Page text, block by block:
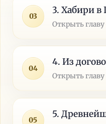
03
3. Хабири в
Открыть главу
04
4. Из
Открыть главу
05
5.